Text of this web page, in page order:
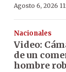
Agosto 6, 2026
Nacionales
Video:
de un
hombre